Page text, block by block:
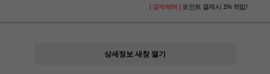
[ 결제혜택 ] 포인트 결제시 1% 적립!
상세정보 새창 열기